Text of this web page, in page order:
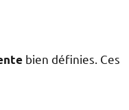
bien définies. Ces